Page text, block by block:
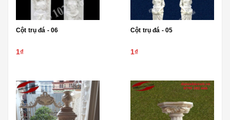
Cột trụ đá - 06
1₫
Cột trụ đá - 05
1₫